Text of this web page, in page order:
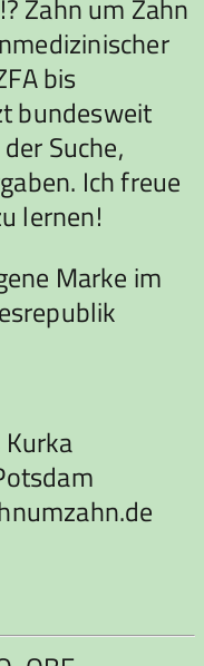
Zahn um Zahn
bis
bundesweit
Suche,
Ich freue
lernen!
Marke im